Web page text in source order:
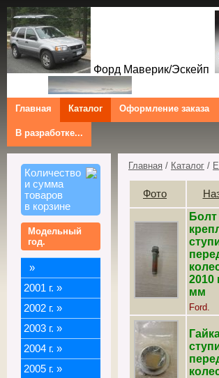
Форд Маверик/Эскейп
Трибют
Ford Maverick/
Tribute Ford Kuga/Escape
Главная Каталог Оформление заказа
В разработке...
Количество
и сумма
товаров
в корзине
Модельный
год.
»
2001 г. »
2002 г. »
2003 г. »
2004 г. »
2005 г. »
Главная / Каталог /
Фото
Болт
2010
мм
Ford.